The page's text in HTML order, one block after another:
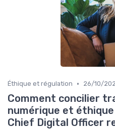
Éthique et régulation • 26/10/
Comment concilier
numérique et
Chief Digital Officer